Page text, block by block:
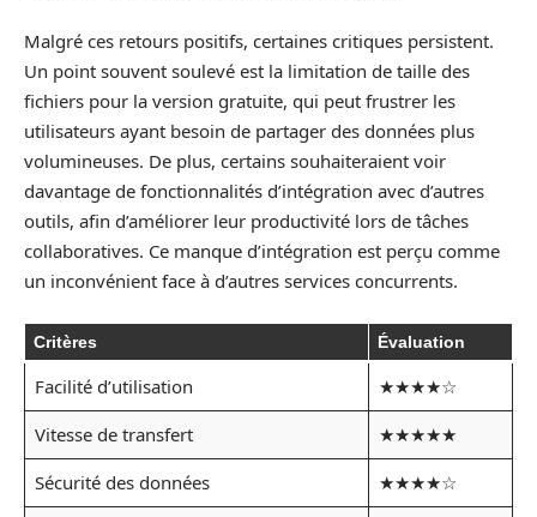
Malgré ces retours positifs, certaines critiques persistent.
Un point souvent soulevé est la limitation de taille des
fichiers pour la version gratuite, qui peut frustrer les
utilisateurs ayant besoin de partager des données plus
volumineuses. De plus, certains souhaiteraient voir
davantage de fonctionnalités d’intégration avec d’autres
outils, afin d’améliorer leur productivité lors de tâches
collaboratives. Ce manque d’intégration est perçu comme
un inconvénient face à d’autres services concurrents.
Critères Évaluation
Facilité d’utilisation
★★★★☆
Vitesse de transfert
★★★★★
Sécurité des données
★★★★☆